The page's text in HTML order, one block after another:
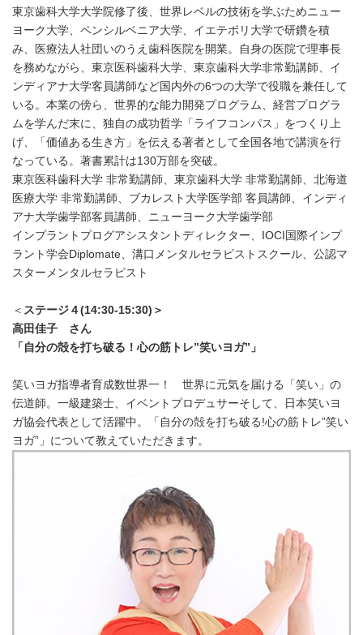
東京歯科大学大学院修了後、世界レベルの技術を学ぶためニュー
ヨーク大学、ペンシルベニア大学、イエテボリ大学で研鑽を積
み、医療法人社団いのうえ歯科医院を開業。自身の医院で理事長
を務めながら、東京医科歯科大学、東京歯科大学非常勤講師、イ
ンディアナ大学客員講師など国内外の6つの大学で役職を兼任して
いる。本業の傍ら、世界的な能力開発プログラム、経営プログラ
ムを学んだ末に、独自の成功哲学「ライフコンパス」をつくり上
げ、「価値ある生き方」を伝える著者として全国各地で講演を行
なっている。著書累計は130万部を突破。
東京医科歯科大学 非常勤講師、東京歯科大学 非常勤講師、北海道
医療大学 非常勤講師、ブカレスト大学医学部 客員講師、インディ
アナ大学歯学部客員講師、ニューヨーク大学歯学部
インプラントプログアシスタントディレクター、IOCI国際インプ
ラント学会Diplomate、溝口メンタルセラピストスクール、公認マ
スターメンタルセラピスト
＜ ステージ４(14:30-15:30) ＞
高田佳子 さん
「自分の殻を打ち破る！心の筋トレ”笑いヨガ”」
笑いヨガ指導者育成数世界一！ 世界に元気を届ける「笑い」の
伝道師。一級建築士、イベントプロデュサーそして、日本笑いヨ
ガ協会代表として活躍中。「自分の殻を打ち破る!心の筋トレ”笑い
ヨガ”」について教えていただきます。